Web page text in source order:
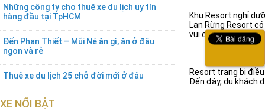
Những công ty cho thuê xe du lịch uy tín
hàng đầu tại TpHCM
Đến Phan Thiết – Mũi Né ăn gì, ăn ở đâu
ngon và rẻ
Thuê xe du lịch 25 chỗ đời mới ở đâu
XE NỔI BẬT
Khu Resort nghỉ
Lan Rừng Resort
vui chơi dành cho
Resort trang bị
Đến đây, du khách